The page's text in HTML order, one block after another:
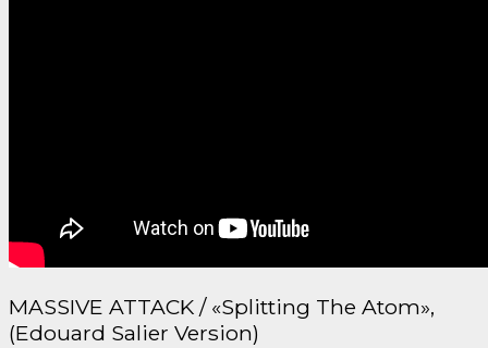
MASSIVE ATTACK / «Splitting The Atom»,
(Edouard Salier Version)